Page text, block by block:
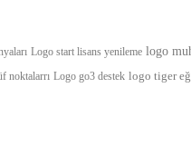
Logo start lisans yenileme logo
noktalarrı Logo go3 destek logo tiger